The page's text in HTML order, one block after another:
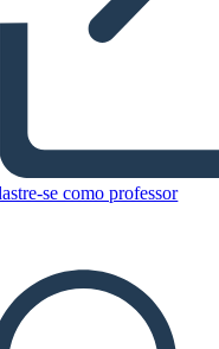
se como professor
DE SLIDES